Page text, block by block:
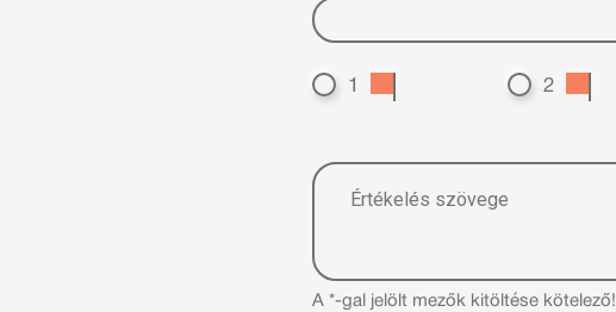
1 2
A *-gal jelölt mezők kitöltése kötelező!